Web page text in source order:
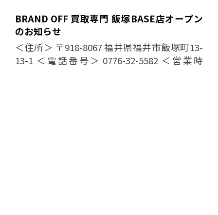
BRAND OFF 買取専門 飯塚BASE店オープン
のお知らせ
＜住所＞ 〒918-8067 福井県福井市飯塚町13-
13-1 ＜電話番号＞ 0776-32-5582 ＜営業時